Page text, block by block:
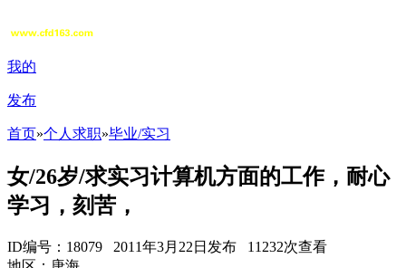
我的
发布
首页»个人求职»毕业/实习
女/26岁/求实习计算机方面的工作，耐心
学习，刻苦，
ID编号：18079 2011年3月22日发布 11232次查看